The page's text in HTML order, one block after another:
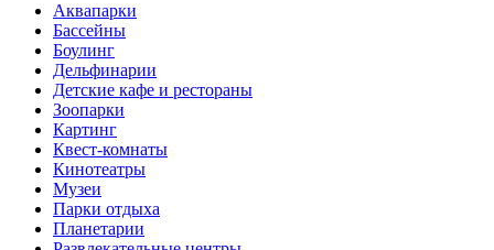
Аквапарки
Бассейны
Боулинг
Дельфинарии
Детские кафе и рестораны
Зоопарки
Картинг
Квест-комнаты
Кинотеатры
Музеи
Парки отдыха
Планетарии